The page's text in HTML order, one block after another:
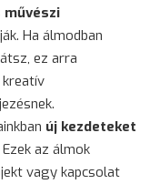
Ha álmodban
ez arra
új kezdeteket
az álmok
vagy kapcsolat